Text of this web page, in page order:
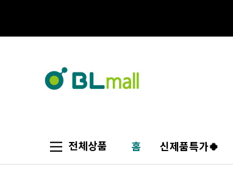
전체상품 홈 신제품특가🍀